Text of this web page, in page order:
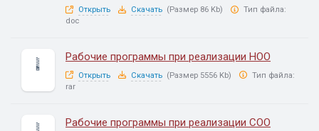
Открыть Скачать (Размер 86 Kb)
Тип файла:
doc
Рабочие программы при реализации НОО
Открыть Скачать (Размер 5556 Kb)
Тип файла:
rar
Рабочие программы при реализации СОО